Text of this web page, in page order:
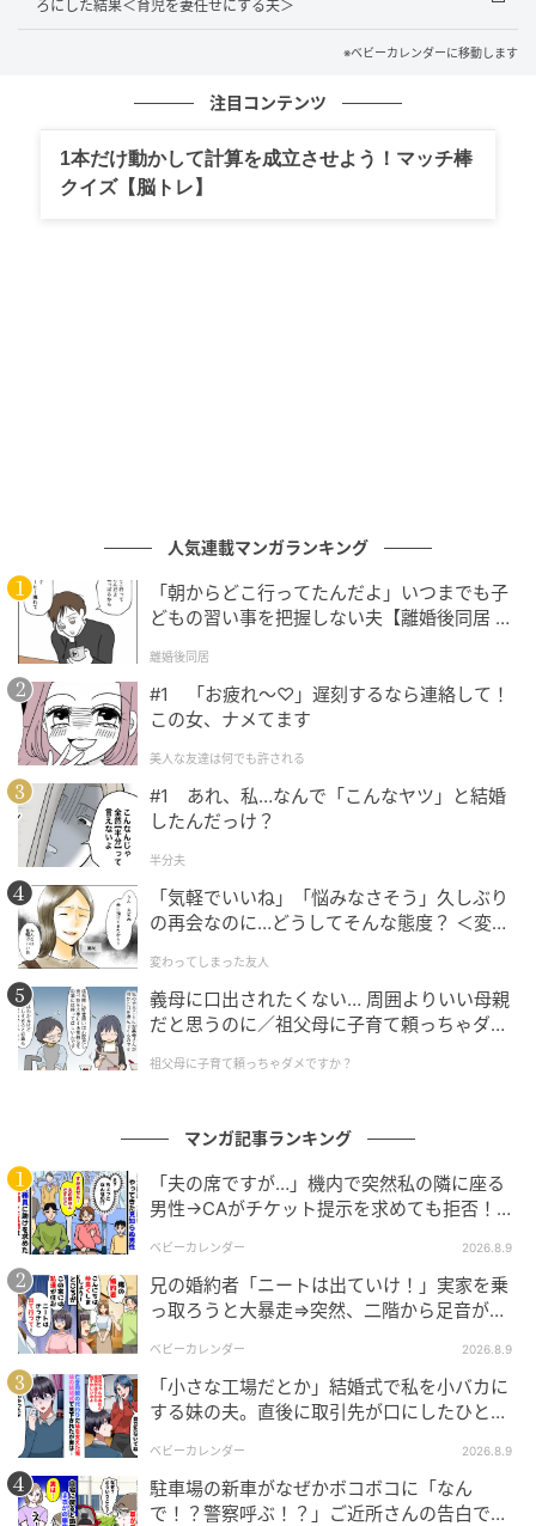
著者：あみすき／30代女性・主婦。2児の母。子育て
が落ち着いてきたため、新しいことを始めたいと思っ
※ベビーカレンダーが独自に実施したアンケートで集
ベビーカレンダー編集部
クリエイター情報
ベビーカレンダー
です。みんなのクチコミや体験談から産婦人科検
索、おでかけ情報、離乳食レシピまで。月間利用者1
作品をもっとみる
ろにした結果＜育児を妻任せにする夫＞
※ベビーカレンダーに移動します
注目コンテンツ
1本だけ動かして計算を成立させよう！マッチ棒
クイズ【脳トレ】
人気連載マンガランキング
「朝からどこ行ってたんだよ」いつまでも子
どもの習い事を把握しない夫【離婚後同居 Vo
離婚後同居
#1 「お疲れ〜♡」遅刻するなら連絡して！
この女、ナメてます
美人な友達は何でも許される
#1 あれ、私…なんで「こんなヤツ」と結婚
したんだっけ？
半分夫
「気軽でいいね」「悩みなさそう」久しぶり
の再会なのに…どうしてそんな態度？ ＜変わ
日には】
変わってしまった友人
義母に口出されたくない… 周囲よりいい母親
だと思うのに／祖父母に子育て頼っちゃダメ
んが】
祖父母に子育て頼っちゃダメですか？
マンガ記事ランキング
「夫の席ですが…」機内で突然私の隣に座る
男性→CAがチケット提示を求めても拒否！？
ベビーカレンダー 2026.8.9
兄の婚約者「ニートは出ていけ！」実家を乗
っ取ろうと大暴走⇒突然、二階から足音が聞
ベビーカレンダー 2026.8.9
「小さな工場だとか」結婚式で私を小バカに
する妹の夫。直後に取引先が口にしたひと言
ベビーカレンダー 2026.8.9
駐車場の新車がなぜかボコボコに「なん
で！？警察呼ぶ！？」ご近所さんの告白で知